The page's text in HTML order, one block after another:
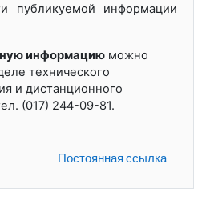
публикуемой информации
информацию можно
технического
и дистанционного
(017) 244-09-81.
Постоянная ссылка